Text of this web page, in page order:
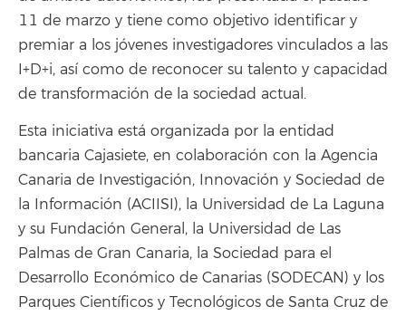
11 de marzo y tiene como objetivo identificar y
premiar a los jóvenes investigadores vinculados a las
I+D+i, así como de reconocer su talento y capacidad
de transformación de la sociedad actual.
Esta iniciativa está organizada por la entidad
bancaria Cajasiete, en colaboración con la Agencia
Canaria de Investigación, Innovación y Sociedad de
la Información (ACIISI), la Universidad de La Laguna
y su Fundación General, la Universidad de Las
Palmas de Gran Canaria, la Sociedad para el
Desarrollo Económico de Canarias (SODECAN) y los
Parques Científicos y Tecnológicos de Santa Cruz de